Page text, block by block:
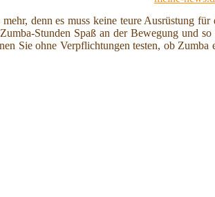
denn es muss keine teure Ausrüstung
Stunden Spaß an der Bewegung und
Sie ohne Verpflichtungen testen, ob